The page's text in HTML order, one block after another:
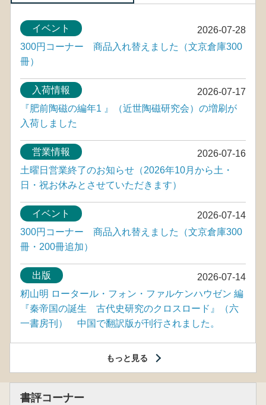
2026-07-28
イベント
300円コーナー 商品入れ替えました（文京倉庫300
冊）
2026-07-17
入荷情報
『肥前陶磁の編年1 』（近世陶磁研究会）の増刷が
入荷しました
2026-07-16
営業情報
土曜日営業終了のお知らせ（2026年10月から土・
日・祝お休みとさせていただきます）
2026-07-14
イベント
300円コーナー 商品入れ替えました（文京倉庫300
冊・200冊追加）
2026-07-14
出版
籾山明 ロータール・フォン・ファルケンハウゼン 編
『秦帝国の誕生 古代史研究のクロスロード』（六
一書房刊） 中国で翻訳版が刊行されました。
もっと見る
書評コーナー